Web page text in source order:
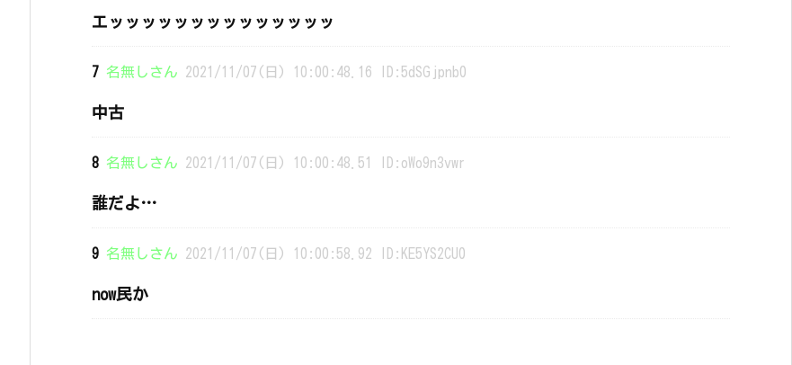
エッッッッッッッッッッッッッッ
7 名無しさん 2021/11/07(日) 10:00:48.16 ID:5dSGjpnb0
中古
8 名無しさん 2021/11/07(日) 10:00:48.51 ID:oWo9n3vwr
誰だよ…
9 名無しさん 2021/11/07(日) 10:00:58.92 ID:KE5YS2CU0
now民か